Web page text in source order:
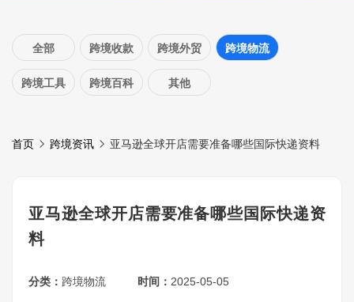
全部 跨境收款 跨境外贸 跨境物流
跨境工具 跨境百科 其他
首页 跨境资讯 亚马逊全球开店需要准备哪些国际快递资料
亚马逊全球开店需要准备哪些国际快递资
料
分类： 跨境物流 时间： 2025-05-05